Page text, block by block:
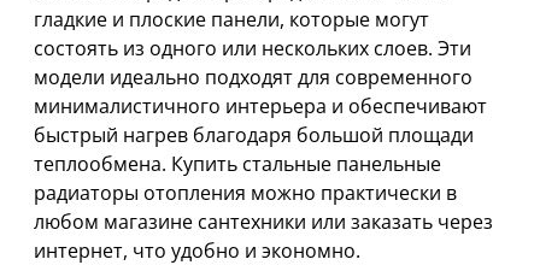
гладкие и плоские панели, которые могут
состоять из одного или нескольких слоев. Эти
модели идеально подходят для современного
минималистичного интерьера и обеспечивают
быстрый нагрев благодаря большой площади
теплообмена. Купить стальные панельные
радиаторы отопления можно практически в
любом магазине сантехники или заказать через
интернет, что удобно и экономно.